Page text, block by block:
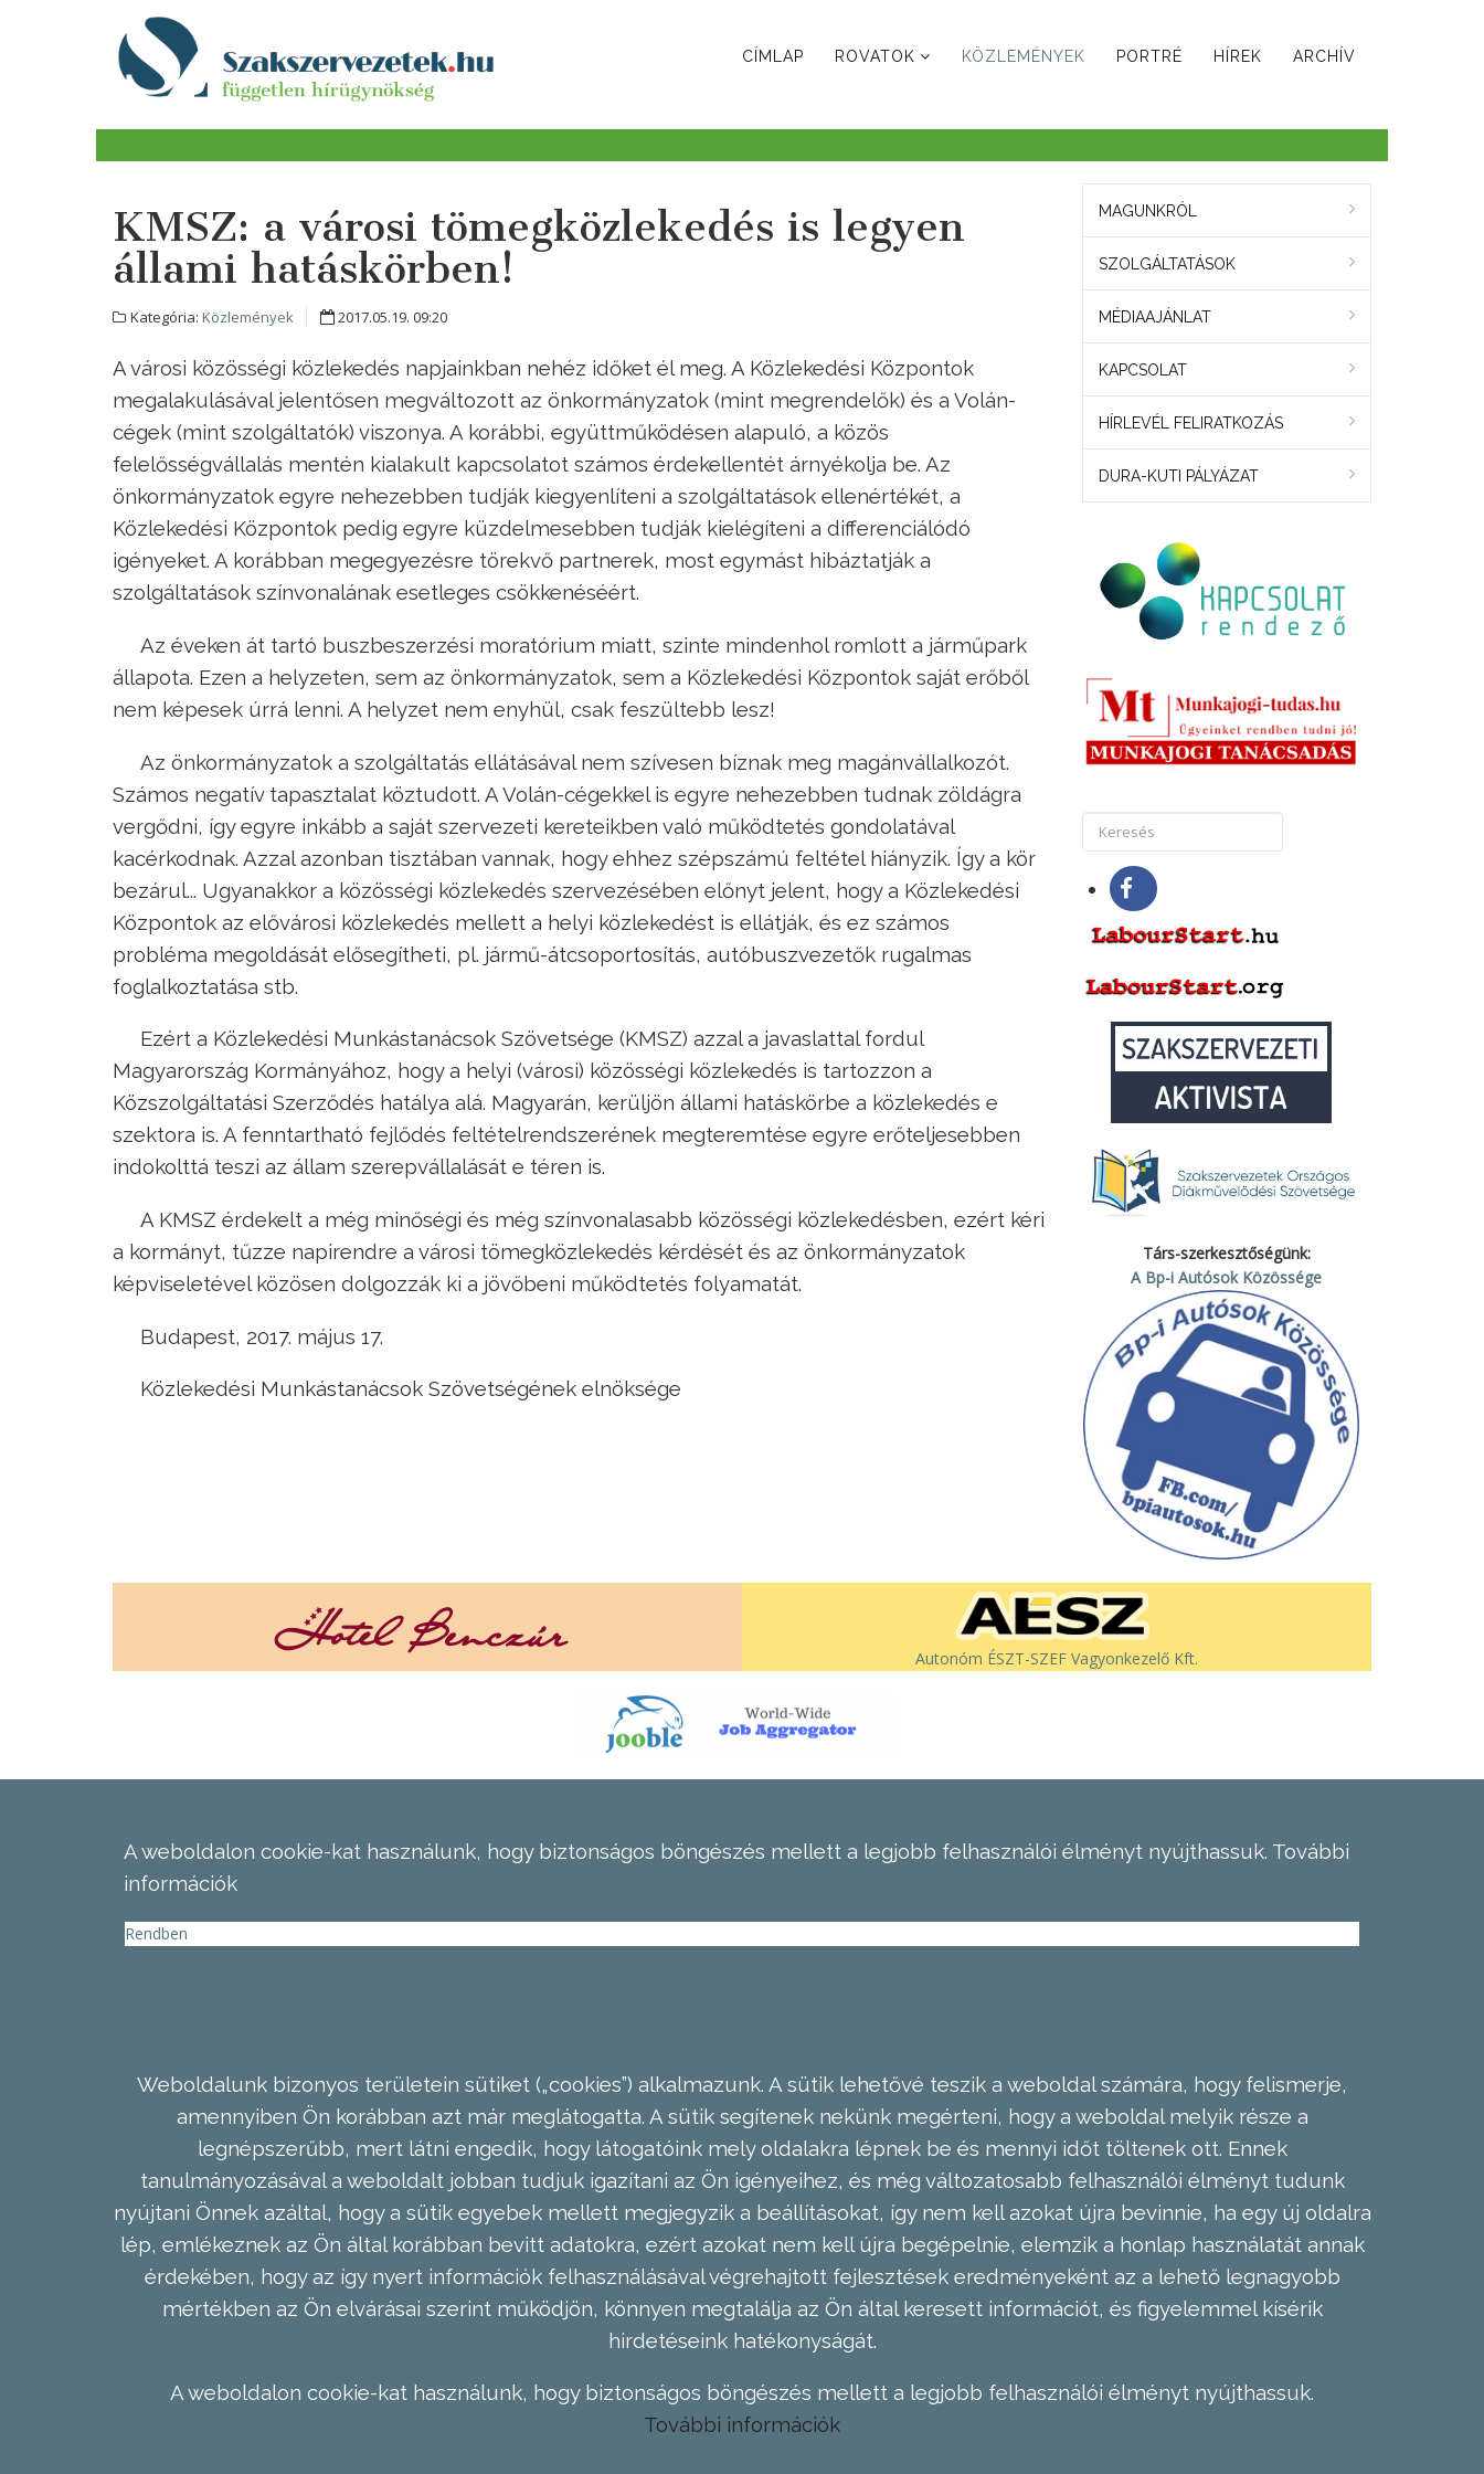
CÍMLAP ROVATOK KÖZLEMÉNYEK PORTRÉ HÍREK ARCHÍV
KMSZ: a városi tömegközlekedés is legyen
állami hatáskörben!
Kategória: Közlemények 2017.05.19. 09:20
A városi közösségi közlekedés napjainkban nehéz időket él meg. A Közlekedési Központok
megalakulásával jelentősen megváltozott az önkormányzatok (mint megrendelők) és a Volán-
cégek (mint szolgáltatók) viszonya. A korábbi, együttműködésen alapuló, a közös
felelősségvállalás mentén kialakult kapcsolatot számos érdekellentét árnyékolja be. Az
önkormányzatok egyre nehezebben tudják kiegyenlíteni a szolgáltatások ellenértékét, a
Közlekedési Központok pedig egyre küzdelmesebben tudják kielégíteni a differenciálódó
igényeket. A korábban megegyezésre törekvő partnerek, most egymást hibáztatják a
szolgáltatások színvonalának esetleges csökkenéséért.
Az éveken át tartó buszbeszerzési moratórium miatt, szinte mindenhol romlott a járműpark
állapota. Ezen a helyzeten, sem az önkormányzatok, sem a Közlekedési Központok saját erőből
nem képesek úrrá lenni. A helyzet nem enyhül, csak feszültebb lesz!
Az önkormányzatok a szolgáltatás ellátásával nem szívesen bíznak meg magánvállalkozót.
Számos negatív tapasztalat köztudott. A Volán-cégekkel is egyre nehezebben tudnak zöldágra
vergődni, így egyre inkább a saját szervezeti kereteikben való működtetés gondolatával
kacérkodnak. Azzal azonban tisztában vannak, hogy ehhez szépszámú feltétel hiányzik. Így a kör
bezárul... Ugyanakkor a közösségi közlekedés szervezésében előnyt jelent, hogy a Közlekedési
Központok az elővárosi közlekedés mellett a helyi közlekedést is ellátják, és ez számos
probléma megoldását elősegítheti, pl. jármű-átcsoportosítás, autóbuszvezetők rugalmas
foglalkoztatása stb.
Ezért a Közlekedési Munkástanácsok Szövetsége (KMSZ) azzal a javaslattal fordul
Magyarország Kormányához, hogy a helyi (városi) közösségi közlekedés is tartozzon a
Közszolgáltatási Szerződés hatálya alá. Magyarán, kerüljön állami hatáskörbe a közlekedés e
szektora is. A fenntartható fejlődés feltételrendszerének megteremtése egyre erőteljesebben
indokolttá teszi az állam szerepvállalását e téren is.
A KMSZ érdekelt a még minőségi és még színvonalasabb közösségi közlekedésben, ezért kéri
a kormányt, tűzze napirendre a városi tömegközlekedés kérdését és az önkormányzatok
képviseletével közösen dolgozzák ki a jövőbeni működtetés folyamatát.
Budapest, 2017. május 17.
Közlekedési Munkástanácsok Szövetségének elnöksége
MAGUNKRÓL
SZOLGÁLTATÁSOK
MÉDIAAJÁNLAT
KAPCSOLAT
HÍRLEVÉL FELIRATKOZÁS
DURA-KUTI PÁLYÁZAT
Társ-szerkesztőségünk:
A Bp-i Autósok Közössége
Autonóm ÉSZT-SZEF Vagyonkezelő Kft.
A weboldalon cookie-kat használunk, hogy biztonságos böngészés mellett a legjobb felhasználói élményt nyújthassuk. További
információk
Rendben
Weboldalunk bizonyos területein sütiket („cookies”) alkalmazunk. A sütik lehetővé teszik a weboldal számára, hogy felismerje,
amennyiben Ön korábban azt már meglátogatta. A sütik segítenek nekünk megérteni, hogy a weboldal melyik része a
legnépszerűbb, mert látni engedik, hogy látogatóink mely oldalakra lépnek be és mennyi időt töltenek ott. Ennek
tanulmányozásával a weboldalt jobban tudjuk igazítani az Ön igényeihez, és még változatosabb felhasználói élményt tudunk
nyújtani Önnek azáltal, hogy a sütik egyebek mellett megjegyzik a beállításokat, így nem kell azokat újra bevinnie, ha egy új oldalra
lép, emlékeznek az Ön által korábban bevitt adatokra, ezért azokat nem kell újra begépelnie, elemzik a honlap használatát annak
érdekében, hogy az így nyert információk felhasználásával végrehajtott fejlesztések eredményeként az a lehető legnagyobb
mértékben az Ön elvárásai szerint működjön, könnyen megtalálja az Ön által keresett információt, és figyelemmel kísérik
hirdetéseink hatékonyságát.
A weboldalon cookie-kat használunk, hogy biztonságos böngészés mellett a legjobb felhasználói élményt nyújthassuk.
További információk